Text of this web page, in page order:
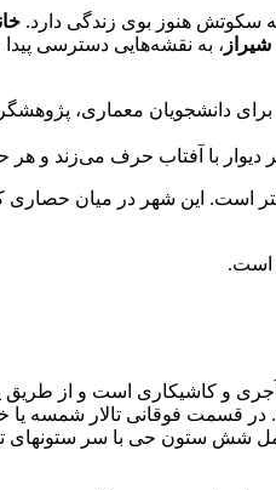
سکوتش هنوز بوی زندگی دارد.
، به نقشه‌هایی دسترسی پیدا
دانشجویان معماری،
با آفتاب حرف می‌زند و هر
طبیعی شیراز مرکز استان فارس ۱۰۳۰۰ کیلومتر مربع وسعت دارد
است.
آجری و کاشیکاری است و از
قسمت فوقانی تالار شمسه يا
شش ستون حی با سر ستونهای